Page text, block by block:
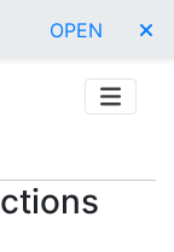
OPEN